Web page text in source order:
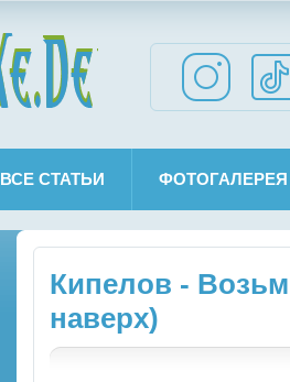
ВСЕ СТАТЬИ ФОТОГАЛЕРЕЯ
Кипелов -
наверх)